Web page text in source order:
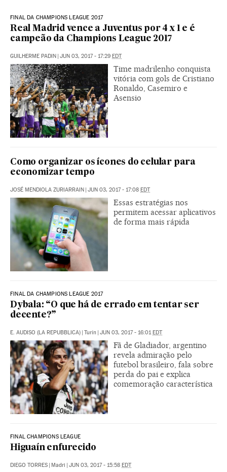
FINAL DA CHAMPIONS LEAGUE 2017
Real Madrid vence a Juventus por 4 x 1 e é
campeão da Champions League 2017
GUILHERME PADIN | JUN 03, 2017 - 17:29 EDT
Time madrilenho conquista
vitória com gols de Cristiano
Ronaldo, Casemiro e
Asensio
Como organizar os ícones do celular para
economizar tempo
JOSÉ MENDIOLA ZURIARRAIN | JUN 03, 2017 - 17:08 EDT
Essas estratégias nos
permitem acessar aplicativos
de forma mais rápida
FINAL DA CHAMPIONS LEAGUE 2017
Dybala: “O que há de errado em tentar ser
decente?”
E. AUDISO (LA REPUBBLICA) | Turín | JUN 03, 2017 - 16:01EDT
Fã de Gladiador, argentino
revela admiração pelo
futebol brasileiro, fala sobre
perda do pai e explica
comemoração característica
FINAL CHAMPIONS LEAGUE
Higuaín enfurecido
DIEGO TORRES | Madri | JUN 03, 2017 - 15:58 EDT